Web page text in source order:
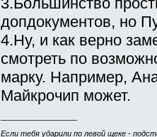
допдокументов, но
4.Ну, и как верно
смотреть по
марку. Например,
Майкрочип может.
Если тебя yдаpили по левой щеке -